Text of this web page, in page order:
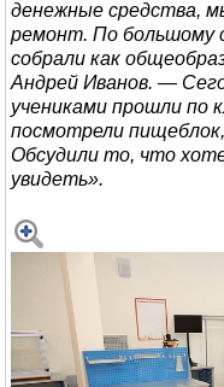
денежные средства,
ремонт. По большому
собрали как
Андрей Иванов. —
учениками прошли по
посмотрели
Обсудили то, что
увидеть».